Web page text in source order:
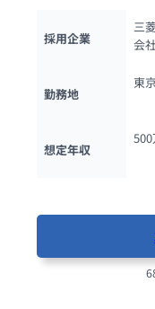
採用企業
三
会
勤務地
東
想定年収